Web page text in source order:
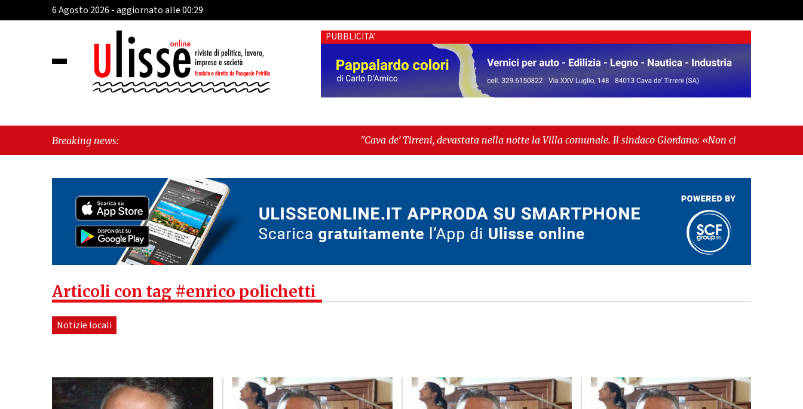
6 Agosto 2026 - aggiornato alle 00:29
PUBBLICITA'
Breaking news: "Cava de’ Tirreni, devastata nella notte la Villa comunale. Il sindaco Giordano: «Non ci fermeremo»" -"Italia
sospesa tra identità, fragilità sociali e pressioni economiche"
Articoli con tag #enrico polichetti
Notizie locali